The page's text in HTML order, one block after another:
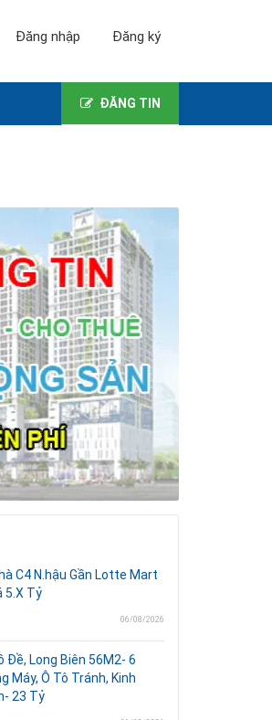
Đăng nhập Đăng ký
ĐĂNG TIN
C4 N.hậu Gần Lotte Mart
5.X Tỷ
06/08/2026
Đề, Long Biên 56M2- 6
Máy, Ô Tô Tránh, Kinh
23 Tỷ